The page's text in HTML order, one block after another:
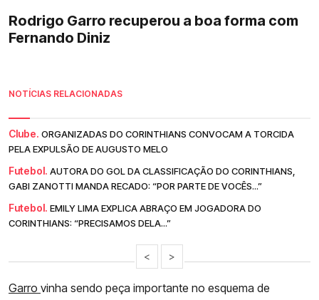
Rodrigo Garro recuperou a boa forma com
Fernando Diniz
NOTÍCIAS RELACIONADAS
Clube. ORGANIZADAS DO CORINTHIANS CONVOCAM A TORCIDA
PELA EXPULSÃO DE AUGUSTO MELO
Futebol. AUTORA DO GOL DA CLASSIFICAÇÃO DO CORINTHIANS,
GABI ZANOTTI MANDA RECADO: “POR PARTE DE VOCÊS...”
Futebol. EMILY LIMA EXPLICA ABRAÇO EM JOGADORA DO
CORINTHIANS: “PRECISAMOS DELA...”
< >
Garro vinha sendo peça importante no esquema de